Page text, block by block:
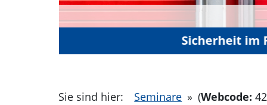
„Jugend
Sicherheit im
Bewegung und
Sie sind hier: Seminare » (Webcode: